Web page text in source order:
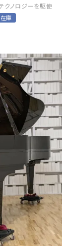
クノロジーを駆使
庫